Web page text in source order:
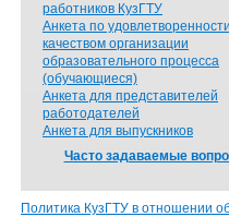
работников КузГТУ
Анкета по
качеством организации
образовательного процесса
(обучающиеся)
Анкета для представителей
работодателей
Анкета для выпускников
Часто задаваемые
Политика КузГТУ в отношении